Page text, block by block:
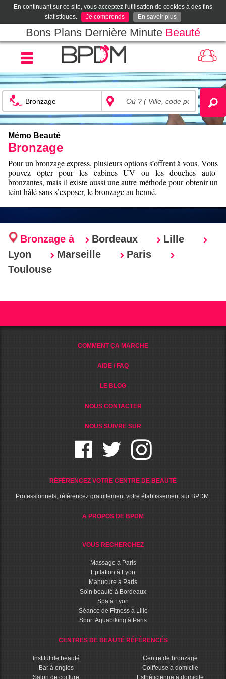
En continuant sur ce site, vous acceptez l'utilisation de cookies à des fins
statistiques.
Je comprends En savoir plus
Bons Plans Dernière Minute Beauté
Mémo Beauté
Bronzage
Pour un bronzage express, plusieurs options s’offrent à vous. Vous
pouvez opter pour les cabines UV ou les douches auto-
bronzantes, mais il existe aussi une autre méthode pour obtenir un
teint hâlé sans s’exposer, le bronzage au henné.
Bronzage à Bordeaux
Lille
Lyon
Marseille
Paris
Toulouse
COMMENT ÇA MARCHE
AIDE / FAQ
LE BLOG
NOUS CONTACTER
NOUS SUIVRE SUR
RÉFÉRENCEZ VOTRE CENTRE DE BEAUTÉ
Professionnels, référencez gratuitement votre établissement sur BPDM.
A PROPOS DE BPDM
VOUS RECHERCHEZ
Massage à Paris
Epilation à Lyon
Manucure à Paris
Soin beauté à Bordeaux
Spa à Lyon
Séance de Fitness à Lille
Sport Aquabiking à Paris
CENTRES DE BEAUTÉ RÉFÉRENCÉS
Institut de beauté
Bar à ongles
Salon de coiffure
Centre de bronzage
Coiffeuse à domicile
Esthéticienne à domicile